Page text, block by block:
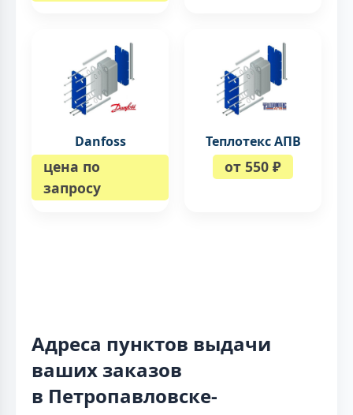
Danfoss
цена по
запросу
Теплотекс АПВ
от 550 ₽
Адреса пунктов выдачи
ваших заказов
в Петропавловске-